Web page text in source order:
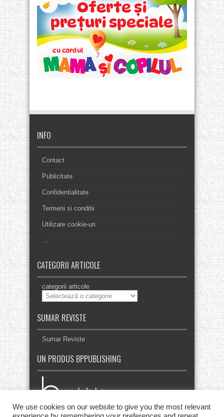
INFO
Contact
Publicitate
Confidentialitate
Termeni si conditii
Utilizare cookie-uri
…
CATEGORII ARTICOLE
categorii articole
SUMAR REVISTE
Sumar Reviste
UN PRODUS BPPUBLISHING
We use cookies on our website to give you the most relevant